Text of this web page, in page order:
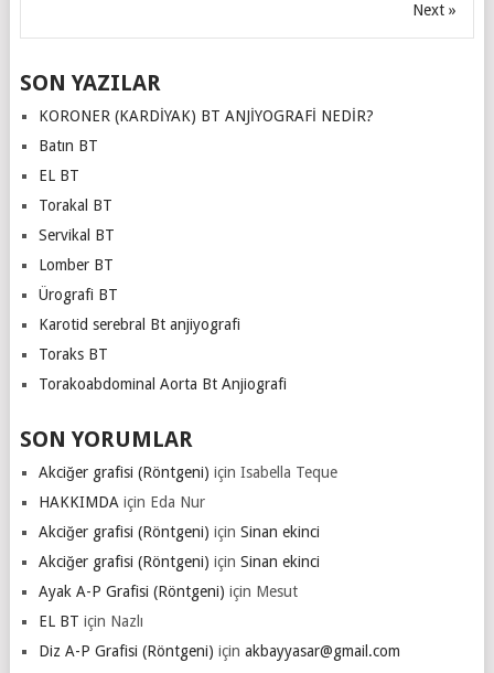
Next »
SON YAZILAR
KORONER (KARDİYAK) BT ANJİYOGRAFİ NEDİR?
Batın BT
EL BT
Torakal BT
Servikal BT
Lomber BT
Ürografi BT
Karotid serebral Bt anjiyografi
Toraks BT
Torakoabdominal Aorta Bt Anjiografi
SON YORUMLAR
Akciğer grafisi (Röntgeni) için Isabella Teque
HAKKIMDA için Eda Nur
Akciğer grafisi (Röntgeni) için Sinan ekinci
Akciğer grafisi (Röntgeni) için Sinan ekinci
Ayak A-P Grafisi (Röntgeni) için Mesut
EL BT için Nazlı
Diz A-P Grafisi (Röntgeni) için akbayyasar@gmail.com